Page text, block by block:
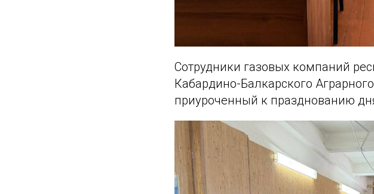
Сотрудники газовых компаний
Кабардино-Балкарского
приуроченный к празднованию